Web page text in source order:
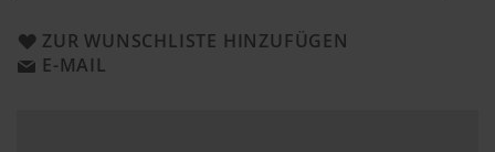
ZUR WUNSCHLISTE HINZUFÜGEN
E-MAIL